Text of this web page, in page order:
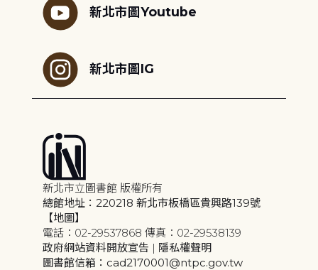
新北市圖Youtube
新北市圖IG
新北市立圖書館 版權所有
總館地址：220218 新北市板橋區貴興路139號
【地圖】
電話：02-29537868 傳真：02-29538139
政府網站資料開放宣告 | 隱私權聲明
圖書館信箱：cad2170001@ntpc.gov.tw